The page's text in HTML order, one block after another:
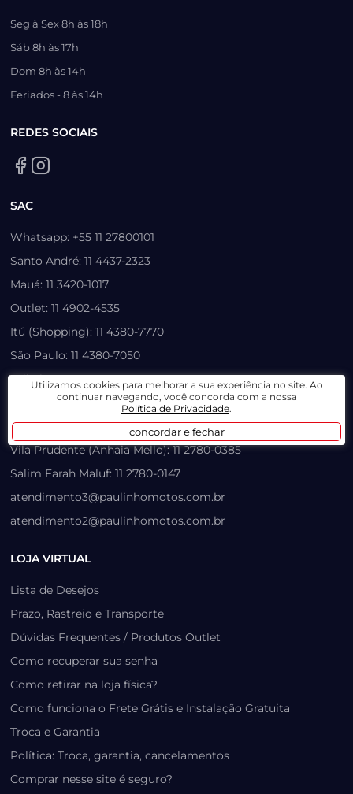
Seg à Sex 8h às 18h
Sáb 8h às 17h
Dom 8h às 14h
Feriados - 8 às 14h
REDES SOCIAIS
SAC
Whatsapp: +55 11 27800101
Santo André: 11 4437-2323
Mauá: 11 3420-1017
Outlet: 11 4902-4535
Itú (Shopping): 11 4380-7770
São Paulo: 11 4380-7050
Atibaia: 11 4280-0804
Aeroporto Congonhas: 11 4280-7355
Castelo Branco (Graal): 11 4380-5899
Vila Prudente (Anhaia Mello): 11 2780-0385
Salim Farah Maluf: 11 2780-0147
atendimento3@paulinhomotos.com.br
atendimento2@paulinhomotos.com.br
LOJA VIRTUAL
Lista de Desejos
Prazo, Rastreio e Transporte
Dúvidas Frequentes / Produtos Outlet
Como recuperar sua senha
Como retirar na loja física?
Como funciona o Frete Grátis e Instalação Gratuita
Troca e Garantia
Política: Troca, garantia, cancelamentos
Comprar nesse site é seguro?
Utilizamos cookies para melhorar a sua experiência no site. Ao
continuar navegando, você concorda com a nossa
Política de Privacidade.
concordar e fechar